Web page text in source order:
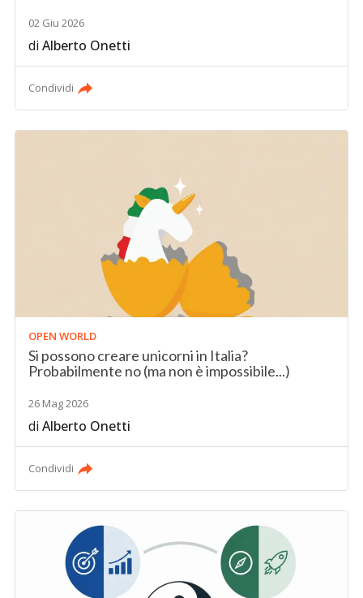
02 Giu 2026
diAlberto Onetti
Condividi
OPEN WORLD
Si possono creare unicorni in Italia?
Probabilmente no (ma non è impossibile...)
26 Mag 2026
diAlberto Onetti
Condividi